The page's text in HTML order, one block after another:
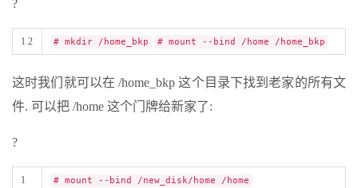
?
1 2 # mkdir /home_bkp # mount --bind /home /home_bkp
这时我们就可以在 /home_bkp 这个目录下找到老家的所有文
件. 可以把 /home 这个门牌给新家了:
?
1 # mount --bind /new_disk/home /home